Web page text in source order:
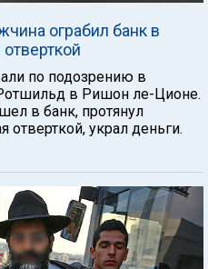
ограбил банк в
по подозрению в
в Ришон ле-Ционе.
в банк, протянул
отверткой, украл деньги.